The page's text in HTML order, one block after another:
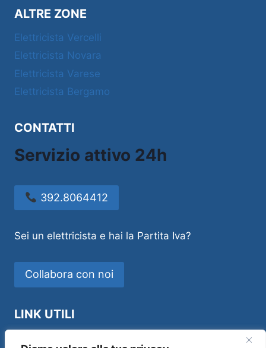
ALTRE ZONE
Elettricista Vercelli
Elettricista Novara
Elettricista Varese
Elettricista Bergamo
CONTATTI
Servizio attivo 24h
392.8064412
Sei un elettricista e hai la Partita Iva?
Collabora con noi
LINK UTILI